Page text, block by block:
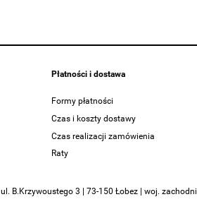
Płatności i dostawa
Formy płatności
Czas i koszty dostawy
Czas realizacji zamówienia
Raty
ul. B.Krzywoustego 3 | 73-150 Łobez | woj.